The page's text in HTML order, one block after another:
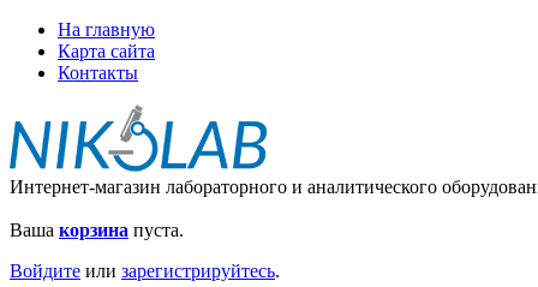
На главную
Карта сайта
Контакты
Интернет-магазин лабораторного и аналитического
Ваша корзина пуста.
Войдите или зарегистрируйтесь.